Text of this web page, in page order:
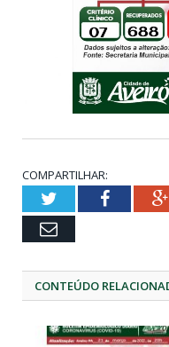
COMPARTILHAR:
TwitterFacebook
Email
CONTEÚDO